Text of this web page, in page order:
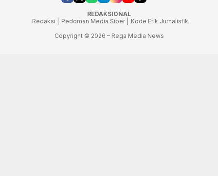
REDAKSIONAL
Redaksi |
Pedoman Media Siber |
Kode Etik Jurnalistik
Copyright © 2026 – Rega Media News